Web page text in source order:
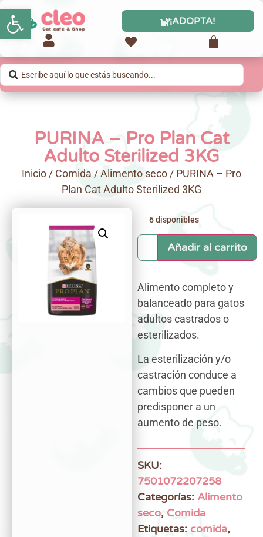
Abrir barra de herramientas ¡ADOPTA!
PURINA – Pro Plan Cat
Adulto Sterilized 3KG
Inicio/ Comida /Alimento seco/ PURINA – Pro
Plan Cat Adulto Sterilized 3KG
6 disponibles
Añadir al carrito
Alimento completo y
balanceado para gatos
adultos castrados o
esterilizados.
La esterilización y/o
castración conduce a
cambios que pueden
predisponer a un
aumento de peso.
SKU:
7501072207258
Categorías: Alimento
seco, Comida
Etiquetas: comida,